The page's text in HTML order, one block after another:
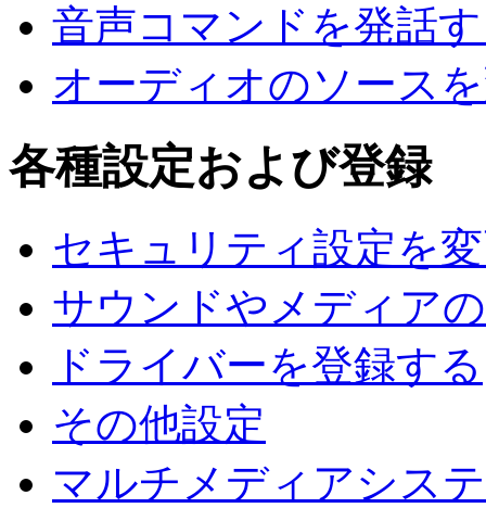
音声コマンドを発話
オーディオのソース
各種設定および登録
セキュリティ設定を
サウンドやメディア
ドライバーを登録する
その他設定
マルチメディアシス